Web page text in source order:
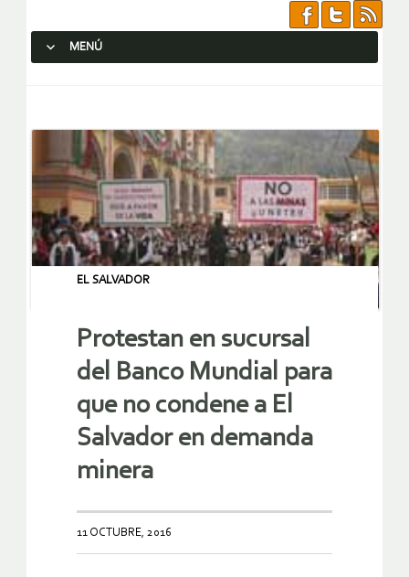
MENÚ
EL SALVADOR
Protestan en sucursal
del Banco Mundial para
que no condene a El
Salvador en demanda
minera
11 OCTUBRE, 2016